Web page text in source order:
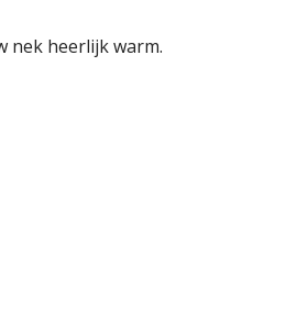
nek heerlijk warm.